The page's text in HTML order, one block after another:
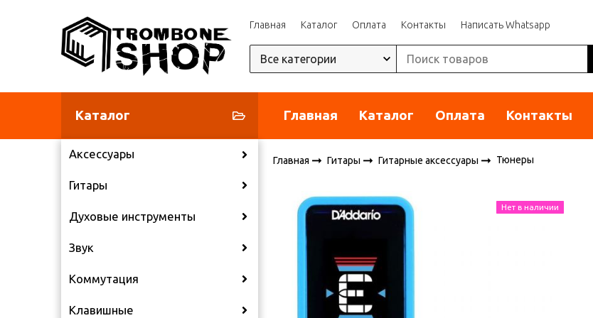
Главная Каталог Оплата Контакты Написать Whatsapp
Каталог Главная Каталог Оплата Контакты
Аксессуары
Гитары
Духовые инструменты
Звук
Коммутация
Клавишные
Главная Гитары Гитарные аксессуары Тюнеры
Нет в наличии